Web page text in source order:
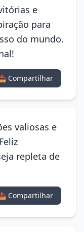
e
para
do mundo.
Compartilhar
valiosas e
repleta de
Compartilhar